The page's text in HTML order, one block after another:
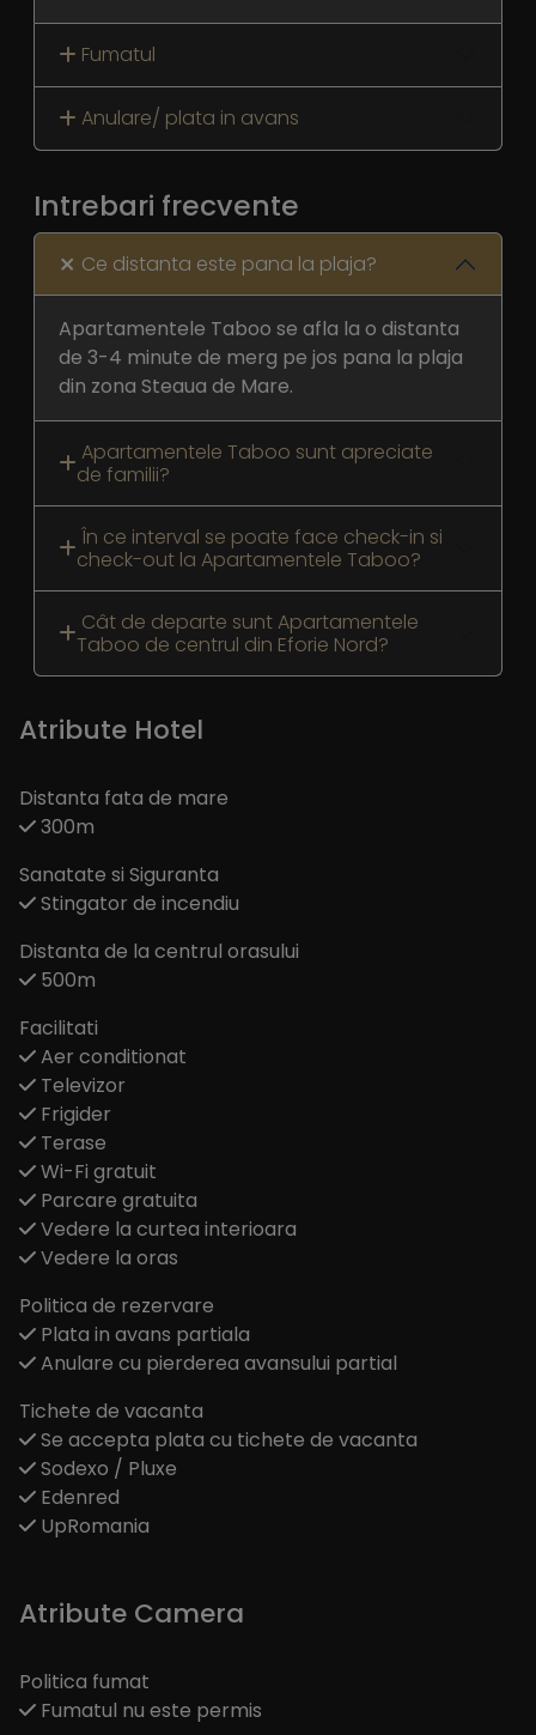
Fumatul
Anulare/ plata in avans
Intrebari frecvente
Ce distanta este pana la plaja?
Apartamentele Taboo se afla la o distanta
de 3-4 minute de merg pe jos pana la plaja
din zona Steaua de Mare.
Apartamentele Taboo sunt apreciate
de familii?
În ce interval se poate face check-in si
check-out la Apartamentele Taboo?
Cât de departe sunt Apartamentele
Taboo de centrul din Eforie Nord?
Atribute Hotel
Distanta fata de mare
300m
Sanatate si Siguranta
Stingator de incendiu
Distanta de la centrul orasului
500m
Facilitati
Aer conditionat
Televizor
Frigider
Terase
Wi-Fi gratuit
Parcare gratuita
Vedere la curtea interioara
Vedere la oras
Politica de rezervare
Plata in avans partiala
Anulare cu pierderea avansului partial
Tichete de vacanta
Se accepta plata cu tichete de vacanta
Sodexo / Pluxe
Edenred
UpRomania
Atribute Camera
Politica fumat
Fumatul nu este permis